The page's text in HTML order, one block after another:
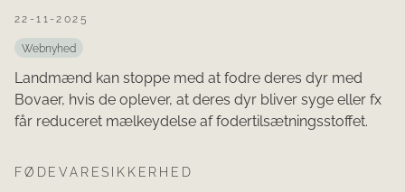
22-11-2025
Webnyhed
Landmænd kan stoppe med at fodre deres dyr med
Bovaer, hvis de oplever, at deres dyr bliver syge eller fx
får reduceret mælkeydelse af fodertilsætningsstoffet.
FØDEVARESIKKERHED